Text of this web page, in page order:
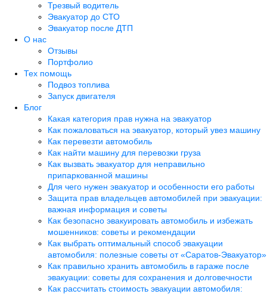
Трезвый водитель
Эвакуатор до СТО
Эвакуатор после ДТП
О нас
Отзывы
Портфолио
Тех помощь
Подвоз топлива
Запуск двигателя
Блог
Какая категория прав нужна на эвакуатор
Как пожаловаться на эвакуатор, который увез машину
Как перевезти автомобиль
Как найти машину для перевозки груза
Как вызвать эвакуатор для неправильно
припаркованной машины
Для чего нужен эвакуатор и особенности его работы
Защита прав владельцев автомобилей при эвакуации:
важная информация и советы
Как безопасно эвакуировать автомобиль и избежать
мошенников: советы и рекомендации
Как выбрать оптимальный способ эвакуации
автомобиля: полезные советы от «Саратов-Эвакуатор»
Как правильно хранить автомобиль в гараже после
эвакуации: советы для сохранения и долговечности
Как рассчитать стоимость эвакуации автомобиля: